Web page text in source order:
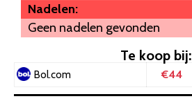
Nadelen:
Geen nadelen gevonden
Te koop bij:
Bol.com €44